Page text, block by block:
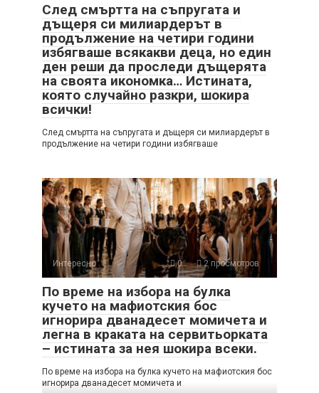
След смъртта на съпругата и
дъщеря си милиардерът в
продължение на четири години
избягваше всякакви деца, но един
ден реши да проследи дъщерята
на своята икономка… Истината,
която случайно разкри, шокира
всички!
След смъртта на съпругата и дъщеря си милиардерът в
продължение на четири години избягваше
Интересно 0 2 просмотров
По време на избора на булка
кучето на мафиотския бос
игнорира дванадесет момичета и
легна в краката на сервитьорката
– истината за нея шокира всеки.
По време на избора на булка кучето на мафиотския бос
игнорира дванадесет момичета и